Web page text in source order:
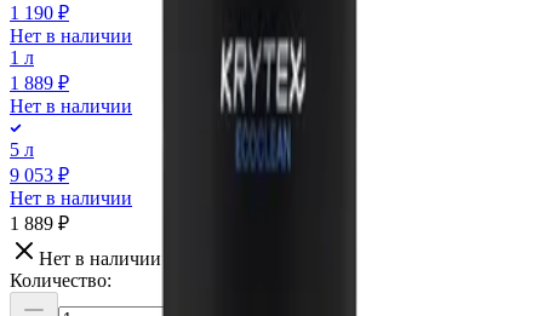
1 190 ₽
Нет в наличии
1 л
1 889 ₽
Нет в наличии
5 л
9 053 ₽
Нет в наличии
1 889 ₽
Нет в наличии
Количество: